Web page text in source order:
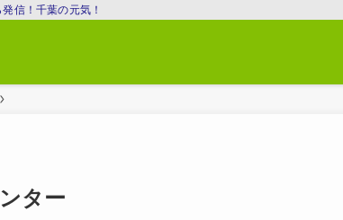
信！千葉の元気！
ター